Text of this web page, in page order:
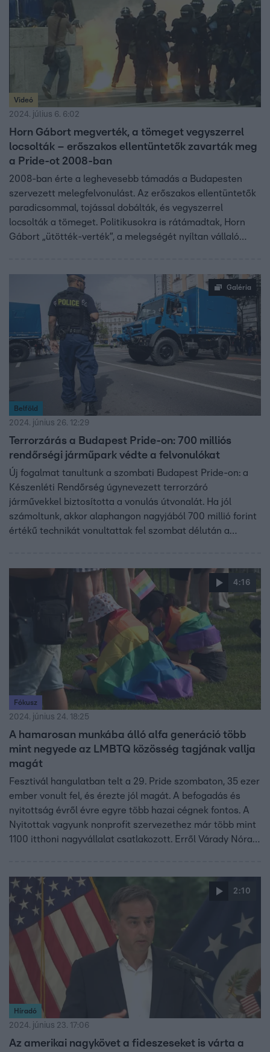
Videó
2024. július 6. 6:02
Horn Gábort megverték, a tömeget vegyszerrel
locsolták – erőszakos ellentüntetők zavarták meg
a Pride-ot 2008-ban
2008-ban érte a leghevesebb támadás a Budapesten
szervezett melegfelvonulást. Az erőszakos ellentüntetők
paradicsommal, tojással dobálták, és vegyszerrel
locsolták a tömeget. Politikusokra is rátámadtak, Horn
Gábort „ütötték-verték”, a melegségét nyíltan vállaló
Galéria
Belföld
2024. június 26. 12:29
Terrorzárás a Budapest Pride-on: 700 milliós
rendőrségi járműpark védte a felvonulókat
Új fogalmat tanultunk a szombati Budapest Pride-on: a
Készenléti Rendőrség úgynevezett terrorzáró
járművekkel biztosította a vonulás útvonalát. Ha jól
számoltunk, akkor alaphangon nagyjából 700 millió forint
értékű technikát vonultattak fel szombat délután a
gépóriások? Képes ismertető.
4:16
Fókusz
2024. június 24. 18:25
A hamarosan munkába álló alfa generáció több
mint negyede az LMBTQ közösség tagjának vallja
magát
Fesztivál hangulatban telt a 29. Pride szombaton, 35 ezer
ember vonult fel, és érezte jól magát. A befogadás és
nyitottság évről évre egyre több hazai cégnek fontos. A
Nyitottak vagyunk nonprofit szervezethez már több mint
1100 itthoni nagyvállalat csatlakozott. Erről Várady Nóra a
cégeknek lépést kell tartaniuk a változó világgal, ha nem
akarják elveszíteni a munkavállalóik jelentős részét a
jövőben.
2:10
Híradó
2024. június 23. 17:06
Az amerikai nagykövet a fideszeseket is várta a